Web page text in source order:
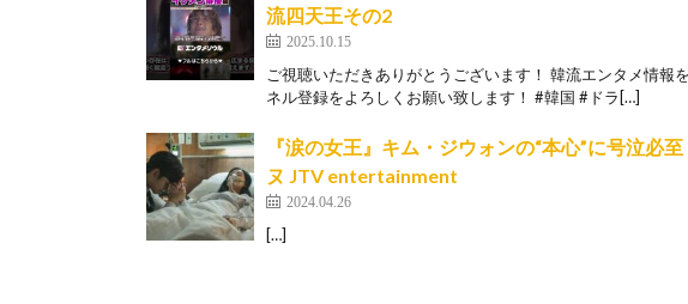
流四天王その2
2025.10.15
ご視聴いただきありがとうございます！ 韓流エンタメ情報
ネル登録をよろしくお願い致します！ #韓国 #ドラ[…]
『涙の女王』キム・ジウォンの“本心”に号泣
ヌ JTV entertainment
2024.04.26
[…]